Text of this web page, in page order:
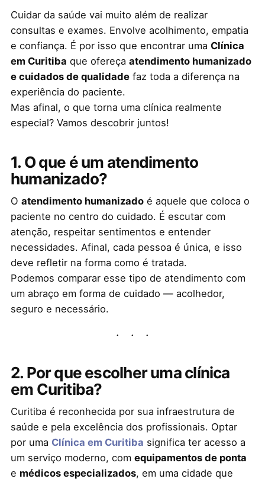
Cuidar da saúde vai muito além de realizar
consultas e exames. Envolve acolhimento, empatia
e confiança. É por isso que encontrar uma Clínica
em Curitiba que ofereça atendimento humanizado
e cuidados de qualidadefaz toda a diferença na
experiência do paciente.
Mas afinal, o que torna uma clínica realmente
especial? Vamos descobrir juntos!
1. O que é um atendimento
humanizado?
O atendimento humanizadoé aquele que coloca o
paciente no centro do cuidado. É escutar com
atenção, respeitar sentimentos e entender
necessidades. Afinal, cada pessoa é única, e isso
deve refletir na forma como é tratada.
Podemos comparar esse tipo de atendimento com
um abraço em forma de cuidado — acolhedor,
seguro e necessário.
2. Por que escolher uma clínica
em Curitiba?
Curitiba é reconhecida por sua infraestrutura de
saúde e pela excelência dos profissionais. Optar
por uma Clínica em Curitiba significa ter acesso a
um serviço moderno, com equipamentos de ponta
e médicos especializados, em uma cidade que